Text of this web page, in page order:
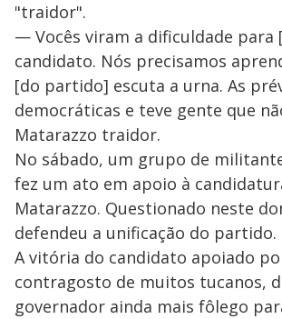
"traidor".
— Vocês viram a dificuldade para
candidato. Nós precisamos
[do partido] escuta a urna. As
democráticas e teve gente que
Matarazzo traidor.
No sábado, um grupo de
fez um ato em apoio à
Matarazzo. Questionado neste
defendeu a unificação do partido.
A vitória do candidato apoiado
contragosto de muitos tucanos,
governador ainda mais fôlego